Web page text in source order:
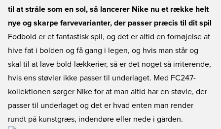
til at stråle som en sol, så lancerer Nike nu et række helt
nye og skarpe farvevarianter, der passer præcis til dit spil
Fodbold er et fantastisk spil, og det er altid en fornøjelse at
hive fat i bolden og få gang i legen, og hvis man står og
skal til at lave bold-lækkerier, så er det noget så irriterende,
hvis ens støvler ikke passer til underlaget. Med FC247-
kollektionen sørger Nike for at man altid har en støvle, der
passer til underlaget og det er hvad enten man render
rundt på kunstgræs, indendøre eller nede i gården.